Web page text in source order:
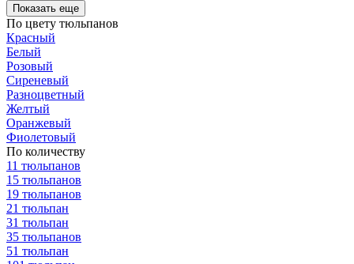
Показать еще
По цвету тюльпанов
Красный
Белый
Розовый
Сиреневый
Разноцветный
Желтый
Оранжевый
Фиолетовый
По количеству
11 тюльпанов
15 тюльпанов
19 тюльпанов
21 тюльпан
31 тюльпан
35 тюльпанов
51 тюльпан